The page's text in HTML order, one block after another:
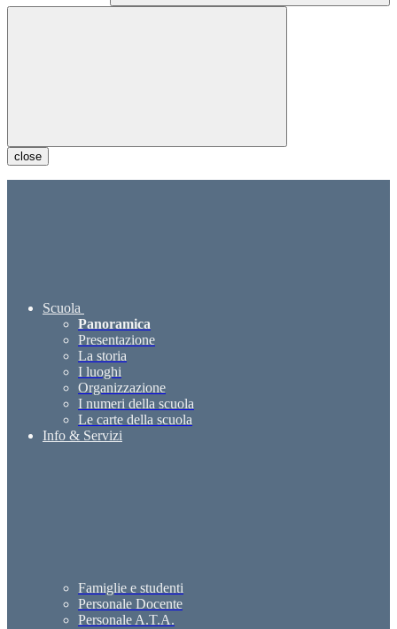
close
Scuola
Panoramica
Presentazione
La storia
I luoghi
Organizzazione
I numeri della scuola
Le carte della scuola
Info & Servizi
Famiglie e studenti
Personale Docente
Personale A.T.A.